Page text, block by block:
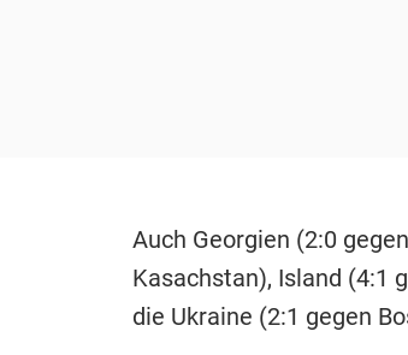
Auch Georgien (2:0
Kasachstan), Island (4:1
die Ukraine (2:1 gegen